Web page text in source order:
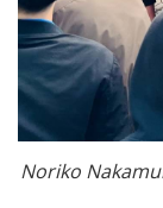
Noriko